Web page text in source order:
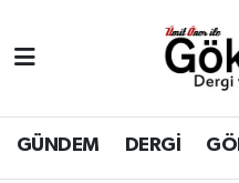
GÜNDEM DERGİ
BİLİM
Eyüpsultan Hava
Eyüpsultan Trafik